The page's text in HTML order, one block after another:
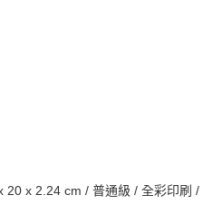
)免運費
)免運費
)免運費
20 x 2.24 cm / 普通級 / 全彩印刷 /